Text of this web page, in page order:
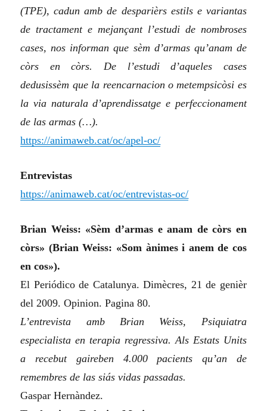
(TPE), cadun amb de desparièrs estils e variantas
de tractament e mejançant l’estudi de nombroses
cases, nos informan que sèm d’armas qu’anam de
còrs en còrs. De l’estudi d’aqueles cases
dedusissèm que la reencarnacion o metempsicòsi es
la via naturala d’aprendissatge e perfeccionament
de las armas (…).
https://animaweb.cat/oc/apel-oc/
Entrevistas
https://animaweb.cat/oc/entrevistas-oc/
Brian Weiss: «Sèm d’armas e anam de còrs en
còrs» (Brian Weiss: «Som ànimes i anem de cos
en cos»).
El Periódico de Catalunya. Dimècres, 21 de genièr
del 2009. Opinion. Pagina 80.
L’entrevista amb Brian Weiss, Psiquiatra
especialista en terapia regressiva. Als Estats Units
a recebut gaireben 4.000 pacients qu’an de
remembres de las siás vidas passadas.
Gaspar Hernàndez.